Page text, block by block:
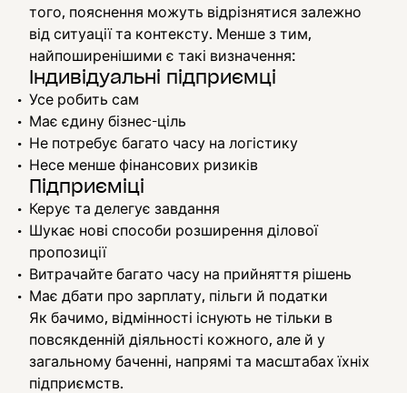
того, пояснення можуть відрізнятися залежно
від ситуації та контексту. Менше з тим,
найпоширенішими є такі визначення:
Індивідуальні підприємці
Усе робить сам
Має єдину бізнес-ціль
Не потребує багато часу на логістику
Несе менше фінансових ризиків
Підприєміці
Керує та делегує завдання
Шукає нові способи розширення ділової
пропозиції
Витрачайте багато часу на прийняття рішень
Має дбати про зарплату, пільги й податки
Як бачимо, відмінності існують не тільки в
повсякденній діяльності кожного, але й у
загальному баченні, напрямі та масштабах їхніх
підприємств.